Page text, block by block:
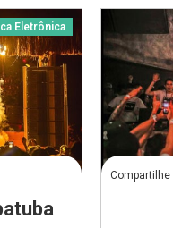
Eletrônica
Compartilhe